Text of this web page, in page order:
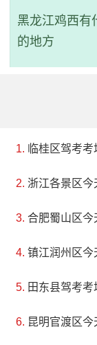
3、南诏风情岛
评级：AAAA
地址：大理
大理南诏风
有得天独厚的旅
黑龙江鸡西有
的地方
临桂区驾考
浙江各景区
合肥蜀山区今
镇江润州区今
田东县驾考
昆明官渡区